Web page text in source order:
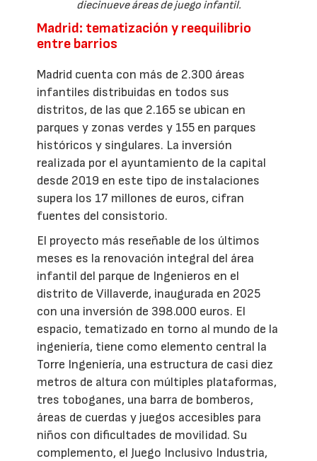
diecinueve áreas de juego infantil.
Madrid: tematización y reequilibrio
entre barrios
Madrid cuenta con más de 2.300 áreas
infantiles distribuidas en todos sus
distritos, de las que 2.165 se ubican en
parques y zonas verdes y 155 en parques
históricos y singulares. La inversión
realizada por el ayuntamiento de la capital
desde 2019 en este tipo de instalaciones
supera los 17 millones de euros, cifran
fuentes del consistorio.
El proyecto más reseñable de los últimos
meses es la renovación integral del área
infantil del parque de Ingenieros en el
distrito de Villaverde, inaugurada en 2025
con una inversión de 398.000 euros. El
espacio, tematizado en torno al mundo de la
ingeniería, tiene como elemento central la
Torre Ingeniería, una estructura de casi diez
metros de altura con múltiples plataformas,
tres toboganes, una barra de bomberos,
áreas de cuerdas y juegos accesibles para
niños con dificultades de movilidad. Su
complemento, el Juego Inclusivo Industria,